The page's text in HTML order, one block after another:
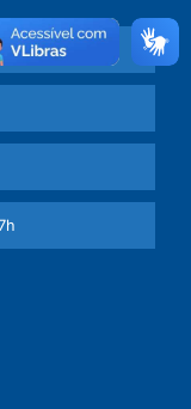
- CENTRO